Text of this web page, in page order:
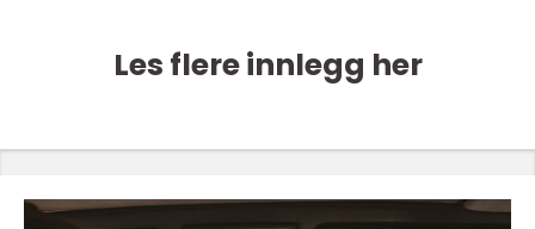
Les flere innlegg her